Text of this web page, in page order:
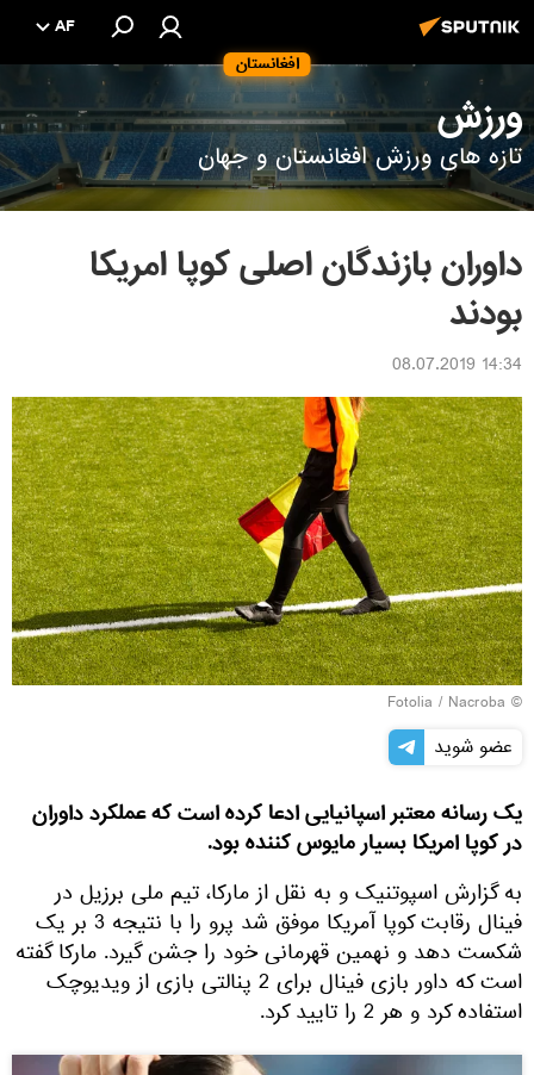
افغانستان
AF
ورزش
تازه های ورزش افغانستان و جهان
داوران بازندگان اصلی کوپا امریکا
بودند
14:34 08.07.2019
©
Fotolia / Nacroba
عضو شوید
یک رسانه معتبر اسپانیایی ادعا کرده است که عملکرد داوران
در کوپا امریکا بسیار مایوس کننده بود.
به گزارش اسپوتنیک و به نقل از مارکا، تیم ملی برزیل در
فینال رقابت کوپا آمریکا موفق شد پرو را با نتیجه 3 بر یک
شکست دهد و نهمین قهرمانی خود را جشن گیرد. مارکا گفته
است که داور بازی فینال برای 2 پنالتی بازی از ویدیوچک
استفاده کرد و هر 2 را تایید کرد.